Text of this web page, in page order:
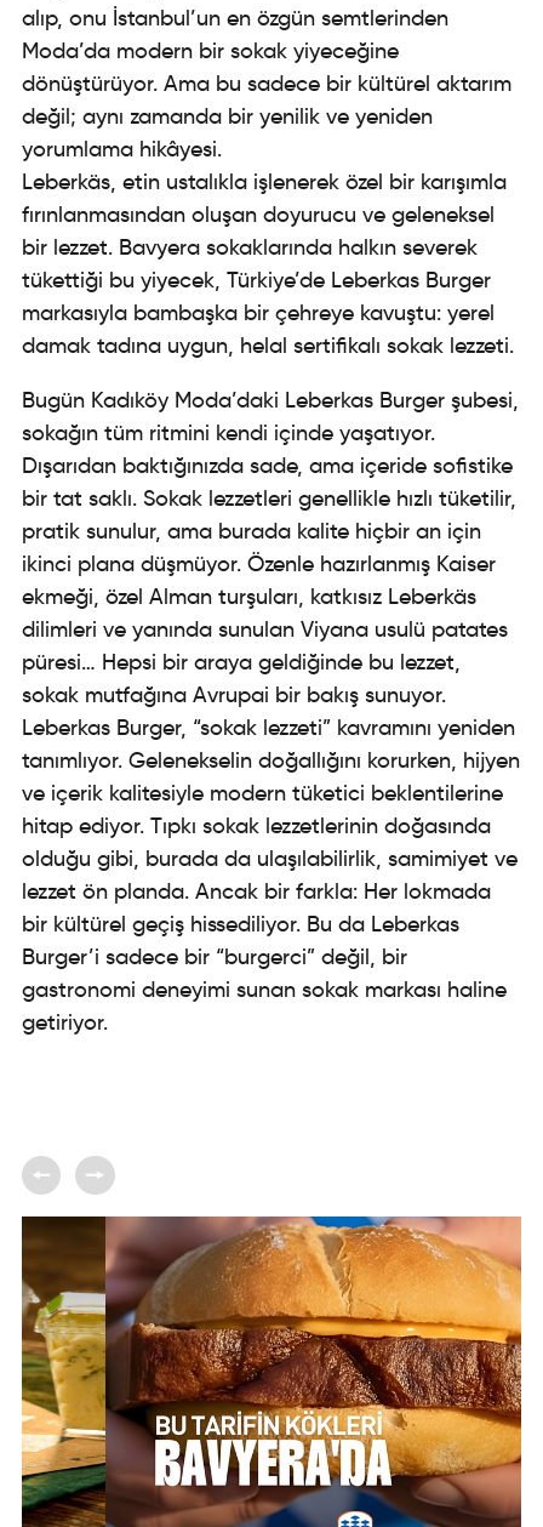
alıp, onu İstanbul’un en özgün semtlerinden
Moda’da modern bir sokak yiyeceğine
dönüştürüyor. Ama bu sadece bir kültürel aktarım
değil; aynı zamanda bir yenilik ve yeniden
yorumlama hikâyesi.
Leberkäs, etin ustalıkla işlenerek özel bir karışımla
fırınlanmasından oluşan doyurucu ve geleneksel
bir lezzet. Bavyera sokaklarında halkın severek
tükettiği bu yiyecek, Türkiye’de Leberkas Burger
markasıyla bambaşka bir çehreye kavuştu: yerel
damak tadına uygun, helal sertifikalı sokak lezzeti.
Bugün Kadıköy Moda’daki Leberkas Burger şubesi,
sokağın tüm ritmini kendi içinde yaşatıyor.
Dışarıdan baktığınızda sade, ama içeride sofistike
bir tat saklı. Sokak lezzetleri genellikle hızlı tüketilir,
pratik sunulur, ama burada kalite hiçbir an için
ikinci plana düşmüyor. Özenle hazırlanmış Kaiser
ekmeği, özel Alman turşuları, katkısız Leberkäs
dilimleri ve yanında sunulan Viyana usulü patates
püresi… Hepsi bir araya geldiğinde bu lezzet,
sokak mutfağına Avrupai bir bakış sunuyor.
Leberkas Burger, “sokak lezzeti” kavramını yeniden
tanımlıyor. Gelenekselin doğallığını korurken, hijyen
ve içerik kalitesiyle modern tüketici beklentilerine
hitap ediyor. Tıpkı sokak lezzetlerinin doğasında
olduğu gibi, burada da ulaşılabilirlik, samimiyet ve
lezzet ön planda. Ancak bir farkla: Her lokmada
bir kültürel geçiş hissediliyor. Bu da Leberkas
Burger’i sadece bir “burgerci” değil, bir
gastronomi deneyimi sunan sokak markası haline
getiriyor.